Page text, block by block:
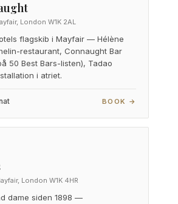
London W1K 2AL
flagskib i Mayfair — Hélène
restaurant, Connaught Bar
50 Best Bars-listen), Tadao
i atriet.
BOOK →
London W1K 4HR
dame siden 1898 —